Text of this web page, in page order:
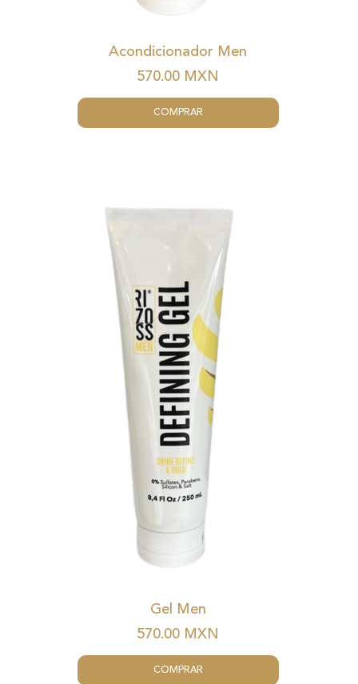
Acondicionador Men
570.00 MXN
COMPRAR
Gel Men
570.00 MXN
COMPRAR